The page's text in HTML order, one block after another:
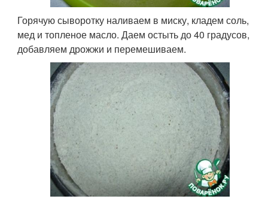
Горячую сыворотку наливаем в миску, кладем соль,
мед и топленое масло. Даем остыть до 40 градусов,
добавляем дрожжи и перемешиваем.